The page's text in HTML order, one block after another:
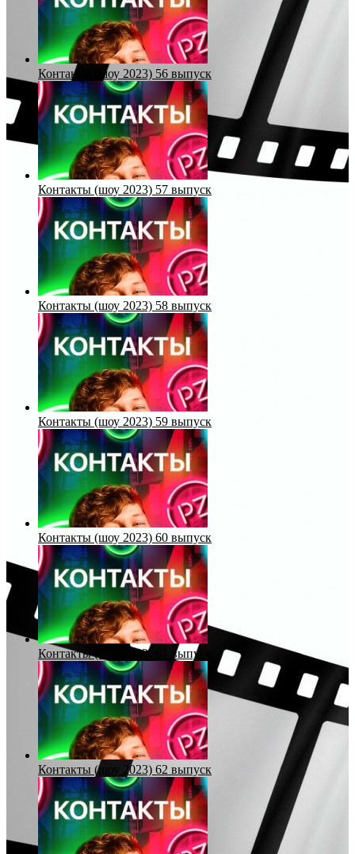
Контакты (шоу 2023) 56 выпуск
Контакты (шоу 2023) 57 выпуск
Контакты (шоу 2023) 58 выпуск
Контакты (шоу 2023) 59 выпуск
Контакты (шоу 2023) 60 выпуск
Контакты (шоу 2023) 61 выпуск
Контакты (шоу 2023) 62 выпуск